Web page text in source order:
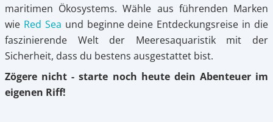
maritimen Ökosystems. Wähle aus führenden Marken
wie Red Sea und beginne deine Entdeckungsreise in die
faszinierende Welt der Meeresaquaristik mit der
Sicherheit, dass du bestens ausgestattet bist.
Zögere nicht - starte noch heute dein Abenteuer im
eigenen Riff!